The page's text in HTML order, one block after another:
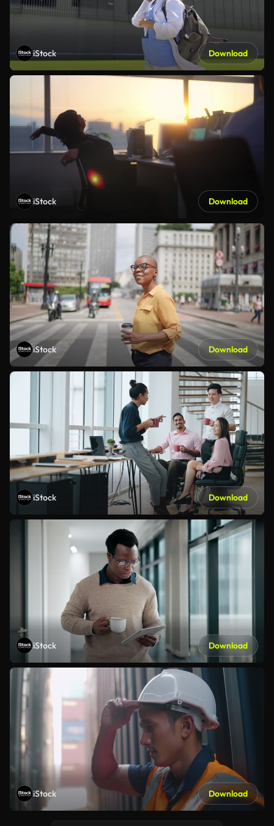
iStock Download
iStock Download
iStock Download
iStock Download
iStock Download
iStock Download